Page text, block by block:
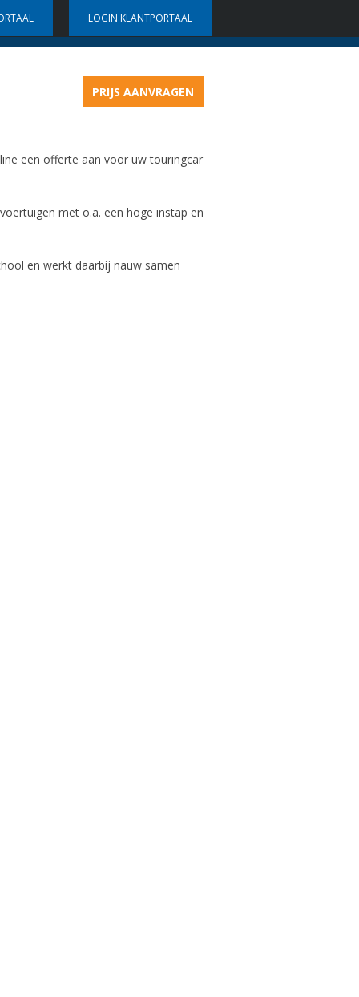
LOGIN KLANTPORTAAL
PRIJS AANVRAGEN
Vriendelijke & behulpzame chauffeurs
een offerte aan voor uw touringcar
met o.a. een hoge instap en
en werkt daarbij nauw samen